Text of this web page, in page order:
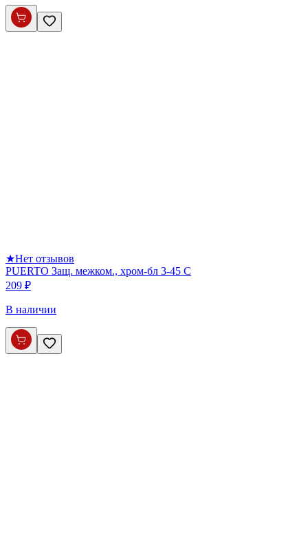
★Нет отзывов
PUERTO Защ. межком., хром-бл 3-45 С
209 ₽
В наличии